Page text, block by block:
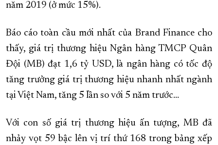
năm 2019 (ở mức 15%).
Báo cáo toàn cầu mới nhất của Brand Finance cho
thấy, giá trị thương hiệu Ngân hàng TMCP Quân
Đội (MB) đạt 1,6 tỷ USD, là ngân hàng có tốc độ
tăng trưởng giá trị thương hiệu nhanh nhất ngành
tại Việt Nam, tăng 5 lần so với 5 năm trước…
Với con số giá trị thương hiệu ấn tượng, MB đã
nhảy vọt 59 bậc lên vị trí thứ 168 trong bảng xếp